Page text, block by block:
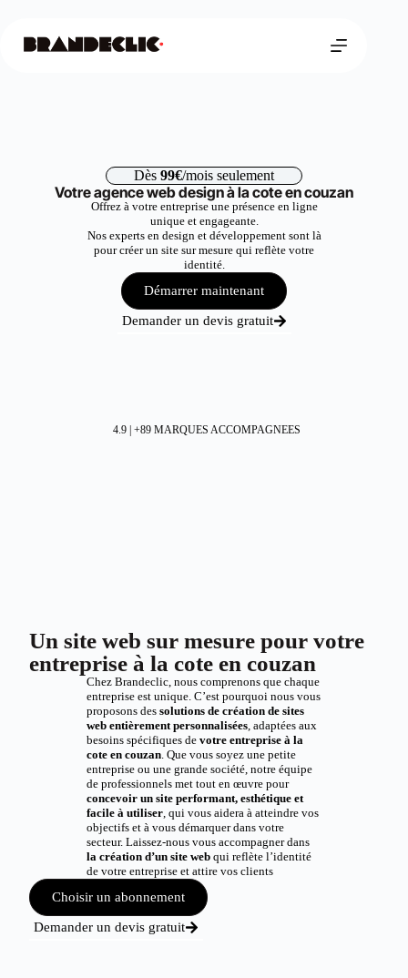
Dès 99€/mois seulement
Votre agence web design à la cote en couzan
Offrez à votre entreprise une présence en ligne
unique et engageante.
Nos experts en design et développement sont là
pour créer un site sur mesure qui reflète votre
identité.
Démarrer maintenant
Demander un devis gratuit
4.9 | +89 MARQUES ACCOMPAGNEES
Un site web sur mesure pour votre
entreprise à la cote en couzan
Chez Brandeclic, nous comprenons que chaque
entreprise est unique. C’est pourquoi nous vous
proposons des solutions de création de sites
web entièrement personnalisées, adaptées aux
besoins spécifiques de votre entreprise à la
cote en couzan. Que vous soyez une petite
entreprise ou une grande société, notre équipe
de professionnels met tout en œuvre pour
concevoir un site performant, esthétique et
facile à utiliser, qui vous aidera à atteindre vos
objectifs et à vous démarquer dans votre
secteur. Laissez-nous vous accompagner dans
la création d’un site webqui reflète l’identité
de votre entreprise et attire vos clients
Choisir un abonnement
Demander un devis gratuit